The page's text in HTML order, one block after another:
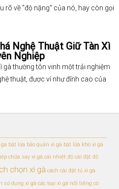
rõ về "độ nặng" của nó, hay còn gọi
Nghệ Thuật Giữ Tàn Xì
Nghiệp
gà thường tôn vinh một trải nghiệm
thuật, được ví như đỉnh cao của
bật lửa bảo quản xì gà bật lửa khò xì gà
chữa say xì gà cài nhiệt độ cài đặt độ
chọn xì gà cách cài đặt tủ xì gà
sử dụng xì gà các loại xì gà nổi tiếng có